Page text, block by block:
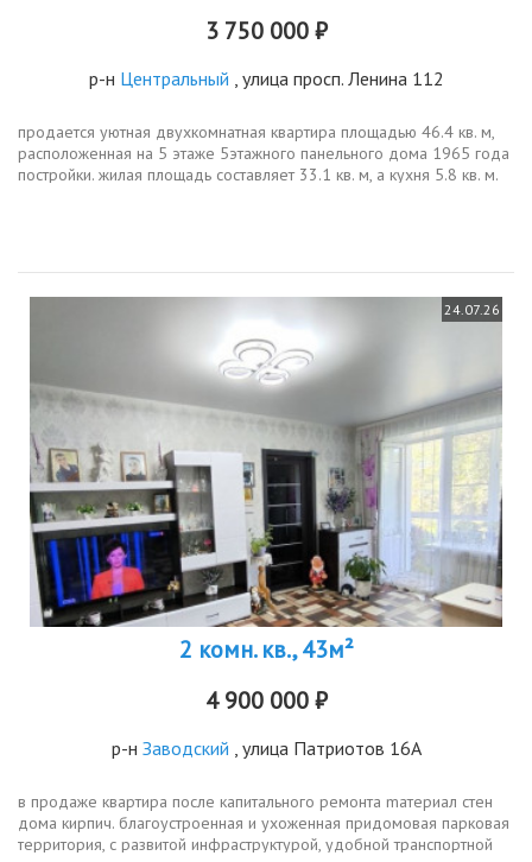
3 750 000 ₽
р-н Центральный , улица просп. Ленина 112
продается уютная двухкомнатная квартира площадью 46.4 кв. м,
расположенная на 5 этаже 5этажного панельного дома 1965 года
постройки. жилая площадь составляет 33.1 кв. м, а кухня 5.8 кв. м.
24.07.26
2 комн. кв., 43м²
4 900 000 ₽
р-н Заводский , улица Патриотов 16А
в продаже квартира после капитального ремонта maтepиал стен
домa кирпич. благoуcтpoeннaя и уxожeннaя пpидомовaя парковaя
тepритория, c pазвитoй инфpаcтруктурoй, удoбнoй транспopтной